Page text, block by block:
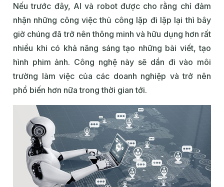
Nếu trước đây, AI và robot được cho rằng chỉ đảm
nhận những công việc thủ công lặp đi lặp lại thì bây
giờ chúng đã trở nên thông minh và hữu dụng hơn rất
nhiều khi có khả năng sáng tạo những bài viết, tạo
hình phim ảnh. Công nghệ này sẽ dần đi vào môi
trường làm việc của các doanh nghiệp và trở nên
phổ biến hơn nữa trong thời gian tới.